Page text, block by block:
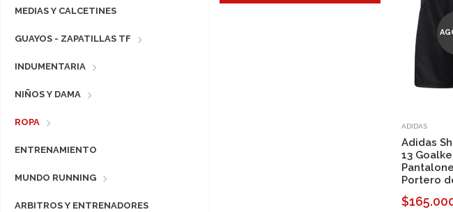
MEDIAS Y CALCETINES
GUAYOS - ZAPATILLAS TF
INDUMENTARIA
NIÑOS Y DAMA
ROPA
ENTRENAMIENTO
MUNDO RUNNING
ARBITROS Y ENTRENADORES
ADIDAS
Adidas
13
Portero